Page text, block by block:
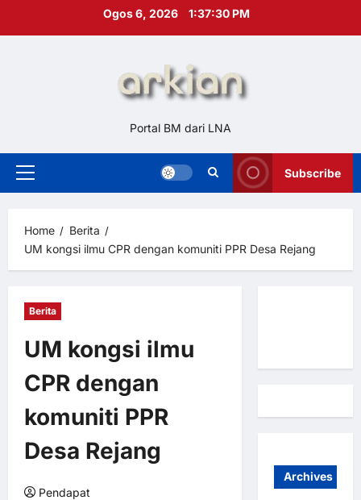
Ogos 6, 2026 1:37:31 PM
Portal BM dari LNA
Primary
Subscribe
Home
Berita
UM kongsi ilmu CPR dengan komuniti PPR Desa Rejang
Berita
UM kongsi ilmu
CPR dengan
komuniti PPR
Desa Rejang
Pendapat
Archives